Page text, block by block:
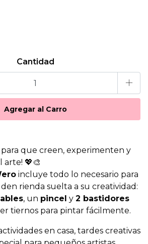
Cantidad
+
que creen, experimenten y
arte! 💖🎨
incluye todo lo necesario para
rienda suelta a su creatividad:
, un pincel y 2 bastidores
tiernos para pintar fácilmente.
en casa, tardes creativas